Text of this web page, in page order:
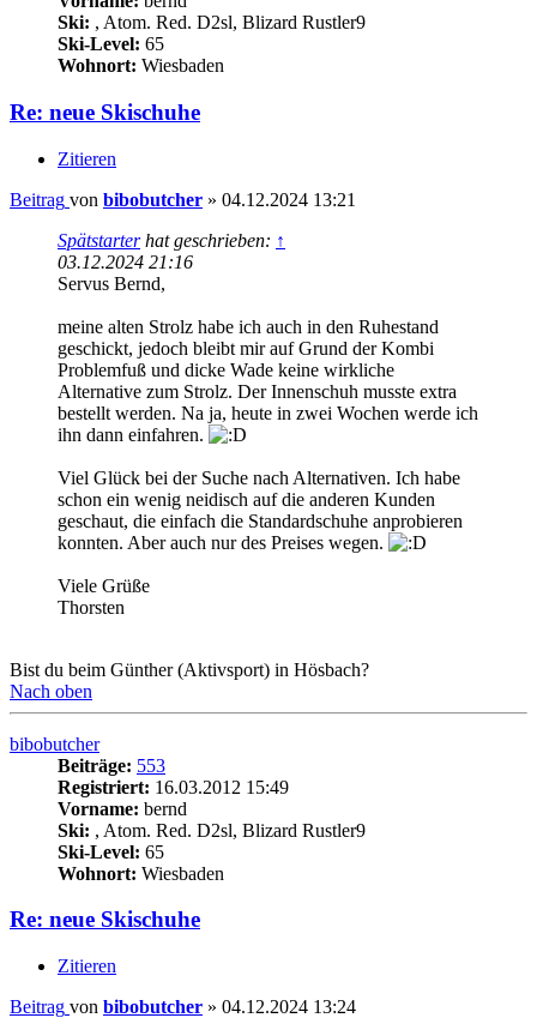
Ski: , Atom. Red. D2sl, Blizard Rustler9
Ski-Level: 65
Wohnort: Wiesbaden
Re: neue Skischuhe
Zitieren
Beitrag von bibobutcher » 04.12.2024 13:21
Spätstarterhat geschrieben: ↑
03.12.2024 21:16
Servus Bernd,
meine alten Strolz habe ich auch in den Ruhestand
geschickt, jedoch bleibt mir auf Grund der Kombi
Problemfuß und dicke Wade keine wirkliche
Alternative zum Strolz. Der Innenschuh musste extra
bestellt werden. Na ja, heute in zwei Wochen werde ich
ihn dann einfahren.
Viel Glück bei der Suche nach Alternativen. Ich habe
schon ein wenig neidisch auf die anderen Kunden
geschaut, die einfach die Standardschuhe anprobieren
konnten. Aber auch nur des Preises wegen.
Viele Grüße
Thorsten
Bist du beim Günther (Aktivsport) in Hösbach?
Nach oben
bibobutcher
Beiträge: 553
Registriert: 16.03.2012 15:49
Vorname: bernd
Ski: , Atom. Red. D2sl, Blizard Rustler9
Ski-Level: 65
Wohnort: Wiesbaden
Re: neue Skischuhe
Zitieren
Beitrag von bibobutcher » 04.12.2024 13:24